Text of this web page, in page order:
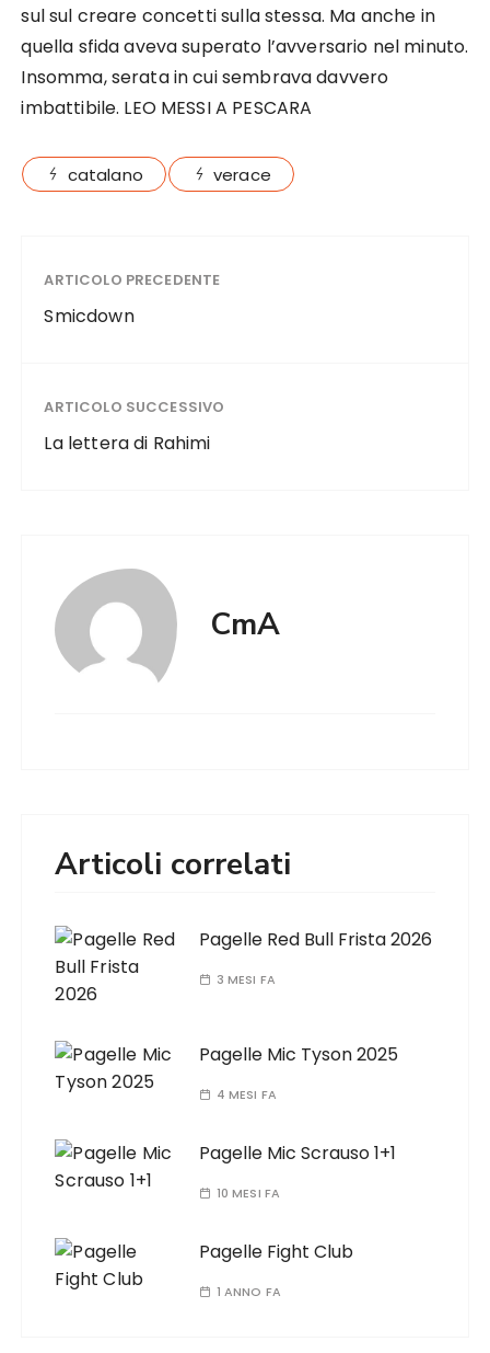
sul sul creare concetti sulla stessa. Ma anche in
quella sfida aveva superato l’avversario nel minuto.
Insomma, serata in cui sembrava davvero
imbattibile. LEO MESSI A PESCARA
catalano verace
ARTICOLO PRECEDENTE
Smicdown
ARTICOLO SUCCESSIVO
La lettera di Rahimi
CmA
Articoli correlati
Pagelle Red Bull Frista 2026
3 MESI FA
Pagelle Mic Tyson 2025
4 MESI FA
Pagelle Mic Scrauso 1+1
10 MESI FA
Pagelle Fight Club
1 ANNO FA